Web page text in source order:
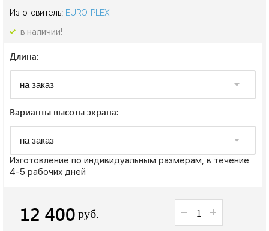
Изготовитель: EURO-PLEX
в наличии!
Длина:
Варианты высоты экрана:
Изготовление по индивидуальным размерам, в течение
4-5 рабочих дней
12 400 руб.